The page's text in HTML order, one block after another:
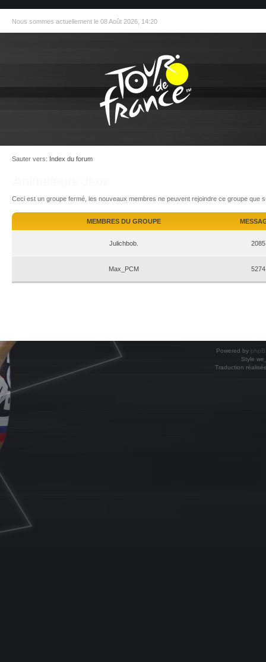
Nous sommes actuellement le 08 Août 2026, 14:20
Sauter vers: Index du forum
Ceci est un groupe fermé, les nouveaux membres ne peuvent rejoindre ce groupe que
MEMBRES DU GROUPE
Julichbob. 2085
Max_PCM 5274
Powered by
Style
Traduction